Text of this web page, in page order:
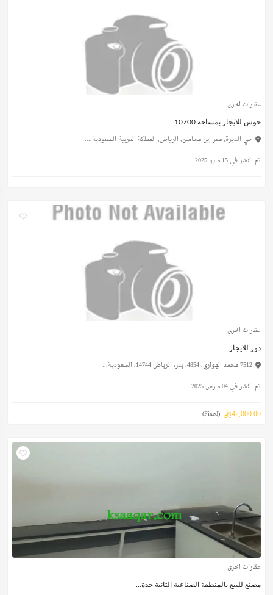
عقارات اخرى
حوش للايجار بمساحة 10700
حي الديرة, ممر إبن محاسن, الرياض, المملكة العربية السعودية,...
تم النشر في 15 مايو 2025
عقارات اخرى
دور للايجار
7512 محمد الهواري، 4854، بدر، الرياض 14744، السعودية...
تم النشر في 04 مارس 2025
42,000.00ريال (Fixed)
عقارات اخرى
مصنع للبيع بالمنطقة الصناعية الثانية جدة...